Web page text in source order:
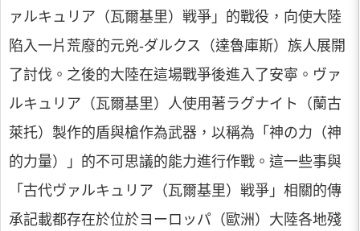
ァルキュリア（瓦爾基里）戦爭」的戰役，向使大陸
陷入一片荒廢的元兇-ダルクス（達魯庫斯）族人展開
了討伐。之後的大陸在這場戰爭後進入了安寧。ヴァ
ルキュリア（瓦爾基里）人使用著ラグナイト（蘭古
萊托）製作的盾與槍作為武器，以稱為「神の力（神
的力量）」的不可思議的能力進行作戰。這一些事與
「古代ヴァルキュリア（瓦爾基里）戦爭」相關的傳
承記載都存在於位於ヨーロッパ（歐洲）大陸各地殘